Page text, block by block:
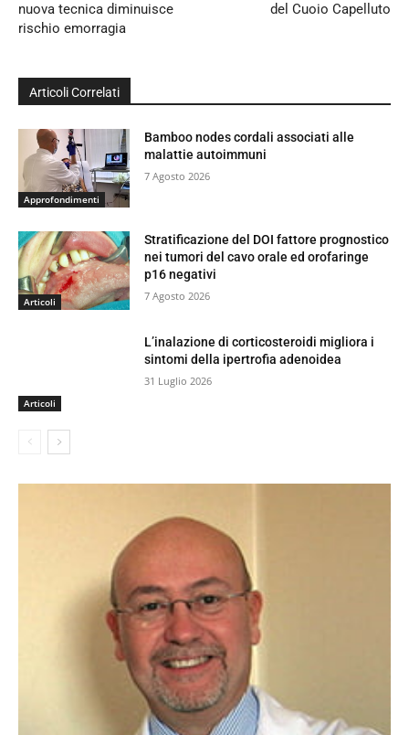
nuova tecnica diminuisce
rischio emorragia
del Cuoio Capelluto
Articoli Correlati
Approfondimenti
Bamboo nodes cordali associati alle
malattie autoimmuni
7 Agosto 2026
Articoli
Stratificazione del DOI fattore prognostico
nei tumori del cavo orale ed orofaringe
p16 negativi
7 Agosto 2026
Articoli
L’inalazione di corticosteroidi migliora i
sintomi della ipertrofia adenoidea
31 Luglio 2026